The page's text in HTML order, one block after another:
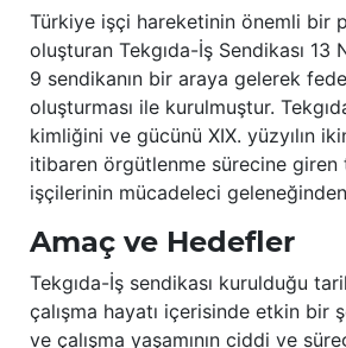
Türkiye işçi hareketinin önemli bir
oluşturan Tekgıda-İş Sendikası 13
9 sendikanın bir araya gelerek
oluşturması ile kurulmuştur.
kimliğini ve gücünü XIX. yüzyılın
itibaren örgütlenme sürecine giren
işçilerinin mücadeleci
Amaç ve Hedefler
Tekgıda-İş sendikası kurulduğu
çalışma hayatı içerisinde etkin bir
ve çalışma yaşamının ciddi ve